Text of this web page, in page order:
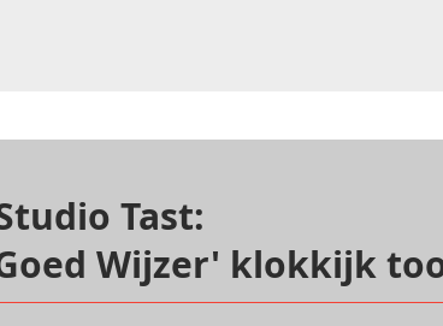
Tast:
Wijzer' klokkijk